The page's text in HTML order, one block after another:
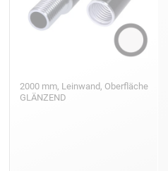
2000 mm, Leinwand, Oberfläche
GLÄNZEND